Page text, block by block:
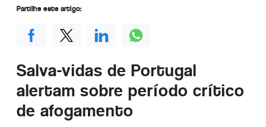
Salva-vidas de Portugal
alertam sobre período crítico
de afogamento
Partilhe este artigo: